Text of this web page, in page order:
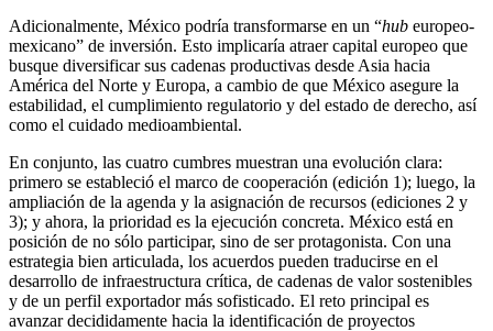
Adicionalmente, México podría transformarse en un “hub europeo-
mexicano” de inversión. Esto implicaría atraer capital europeo que
busque diversificar sus cadenas productivas desde Asia hacia
América del Norte y Europa, a cambio de que México asegure la
estabilidad, el cumplimiento regulatorio y del estado de derecho, así
como el cuidado medioambiental.
En conjunto, las cuatro cumbres muestran una evolución clara:
primero se estableció el marco de cooperación (edición 1); luego, la
ampliación de la agenda y la asignación de recursos (ediciones 2 y
3); y ahora, la prioridad es la ejecución concreta. México está en
posición de no sólo participar, sino de ser protagonista. Con una
estrategia bien articulada, los acuerdos pueden traducirse en el
desarrollo de infraestructura crítica, de cadenas de valor sostenibles
y de un perfil exportador más sofisticado. El reto principal es
avanzar decididamente hacia la identificación de proyectos